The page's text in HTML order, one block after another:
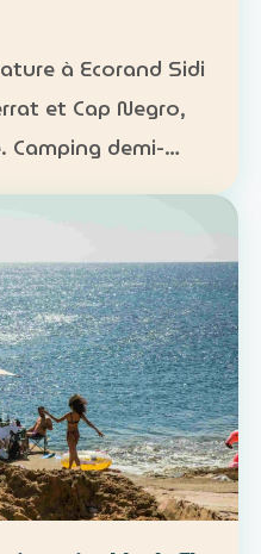
à Ecorand Sidi
et Cap Negro,
pension complète